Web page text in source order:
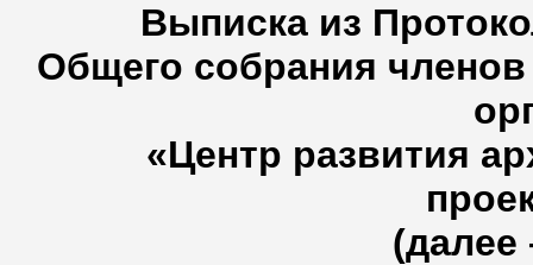
Выписка из
Общего собрания
«Центр развития
(далее